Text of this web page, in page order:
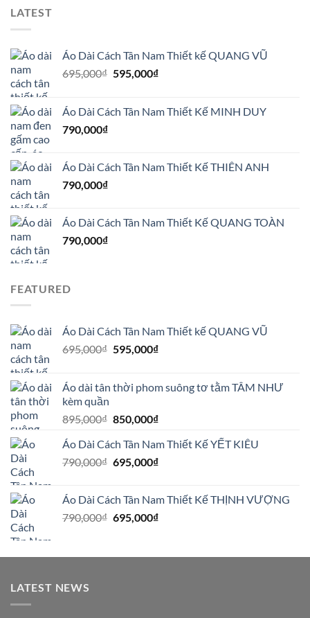
LATEST
Áo Dài Cách Tân Nam Thiết kế QUANG VŨ
695,000₫ Giá
695,000₫.
595,000₫Giá
là:
Áo Dài Cách Tân Nam Thiết Kế MINH DUY
790,000₫
Áo Dài Cách Tân Nam Thiết Kế THIÊN ANH
790,000₫
Áo Dài Cách Tân Nam Thiết Kế QUANG TOÀN
790,000₫
FEATURED
Áo Dài Cách Tân Nam Thiết kế QUANG VŨ
695,000₫ Giá
695,000₫.
595,000₫Giá
là:
Áo dài tân thời phom suông tơ tằm TÂM NHƯ
kèm quần
895,000₫ Giá
là:
895,000₫.
850,000₫Giá
tại
là:
Áo Dài Cách Tân Nam Thiết Kế YẾT KIÊU
790,000₫ Giá
790,000₫.
695,000₫Giá
là:
695,000₫.
Áo Dài Cách Tân Nam Thiết Kế THỊNH VƯỢNG
790,000₫ Giá
790,000₫.
695,000₫Giá
là:
LATEST NEWS